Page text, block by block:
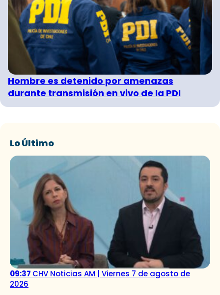
Hombre es detenido por amenazas
durante transmisión en vivo de la PDI
Lo Último
09:37 CHV Noticias AM | Viernes 7 de agosto de
2026